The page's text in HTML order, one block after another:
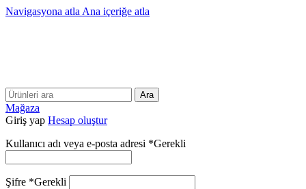
Navigasyona atla Ana içeriğe atla
Ara
Mağaza
Giriş yap Hesap oluştur
Kullanıcı adı veya e-posta adresi *Gerekli
Şifre *Gerekli